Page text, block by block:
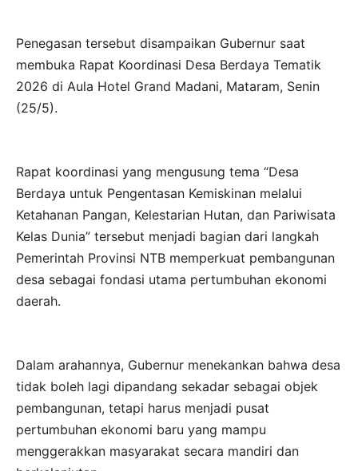
Penegasan tersebut disampaikan Gubernur saat
membuka Rapat Koordinasi Desa Berdaya Tematik
2026 di Aula Hotel Grand Madani, Mataram, Senin
(25/5).
Rapat koordinasi yang mengusung tema “Desa
Berdaya untuk Pengentasan Kemiskinan melalui
Ketahanan Pangan, Kelestarian Hutan, dan Pariwisata
Kelas Dunia” tersebut menjadi bagian dari langkah
Pemerintah Provinsi NTB memperkuat pembangunan
desa sebagai fondasi utama pertumbuhan ekonomi
daerah.
Dalam arahannya, Gubernur menekankan bahwa desa
tidak boleh lagi dipandang sekadar sebagai objek
pembangunan, tetapi harus menjadi pusat
pertumbuhan ekonomi baru yang mampu
menggerakkan masyarakat secara mandiri dan